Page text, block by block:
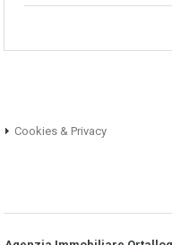
Cookies & Privacy